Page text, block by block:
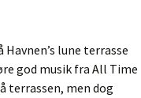
lune terrasse
god musik fra All Time
terrassen, men dog